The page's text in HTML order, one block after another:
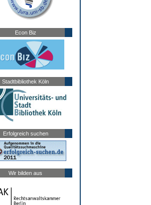
Econ Biz
Stadtbibliothek Köln
Erfolgreich suchen
Wir bilden aus